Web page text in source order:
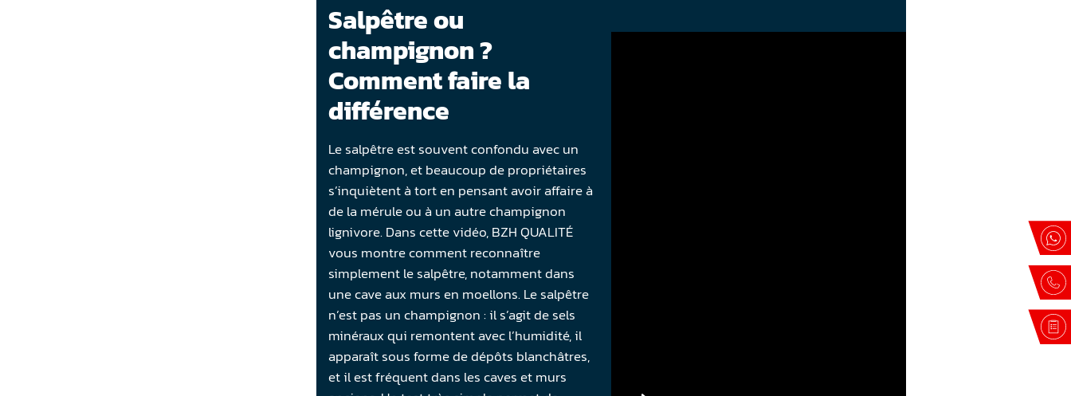
Salpêtre ou
champignon ?
Comment faire la
différence
Le salpêtre est souvent confondu avec un
champignon, et beaucoup de propriétaires
s’inquiètent à tort en pensant avoir affaire à
de la mérule ou à un autre champignon
lignivore. Dans cette vidéo, BZH QUALITÉ
vous montre comment reconnaître
simplement le salpêtre, notamment dans
une cave aux murs en moellons. Le salpêtre
n’est pas un champignon : il s’agit de sels
minéraux qui remontent avec l’humidité, il
apparaît sous forme de dépôts blanchâtres,
et il est fréquent dans les caves et murs